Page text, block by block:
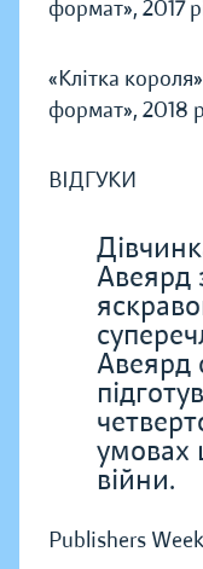
формат», 2017
«Клітка
формат», 2018
ВІДГУКИ
Авеярд
Авеярд
умовах
війни.
Publishers